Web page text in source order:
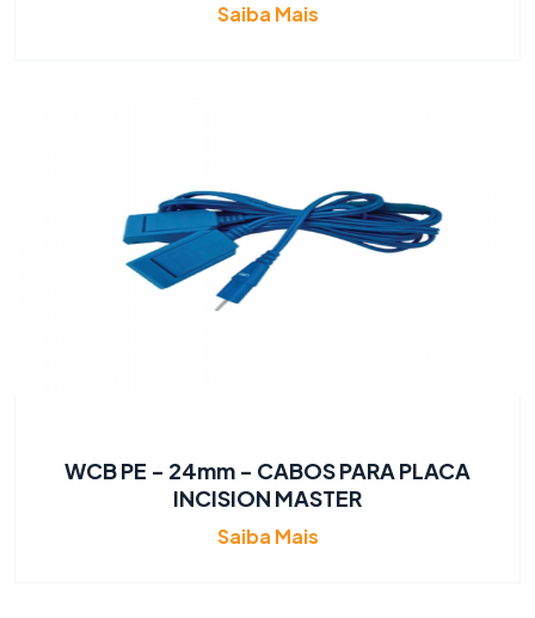
Saiba Mais
WCB PE - 24mm - CABOS PARA PLACA
INCISION MASTER
Saiba Mais